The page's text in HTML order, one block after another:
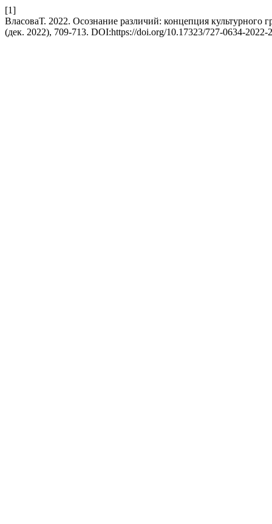
[1]
ВласоваТ. 2022. Осознание различий: концепция культурного
(дек. 2022), 709-713. DOI:https://doi.org/10.17323/727-0634-2022-